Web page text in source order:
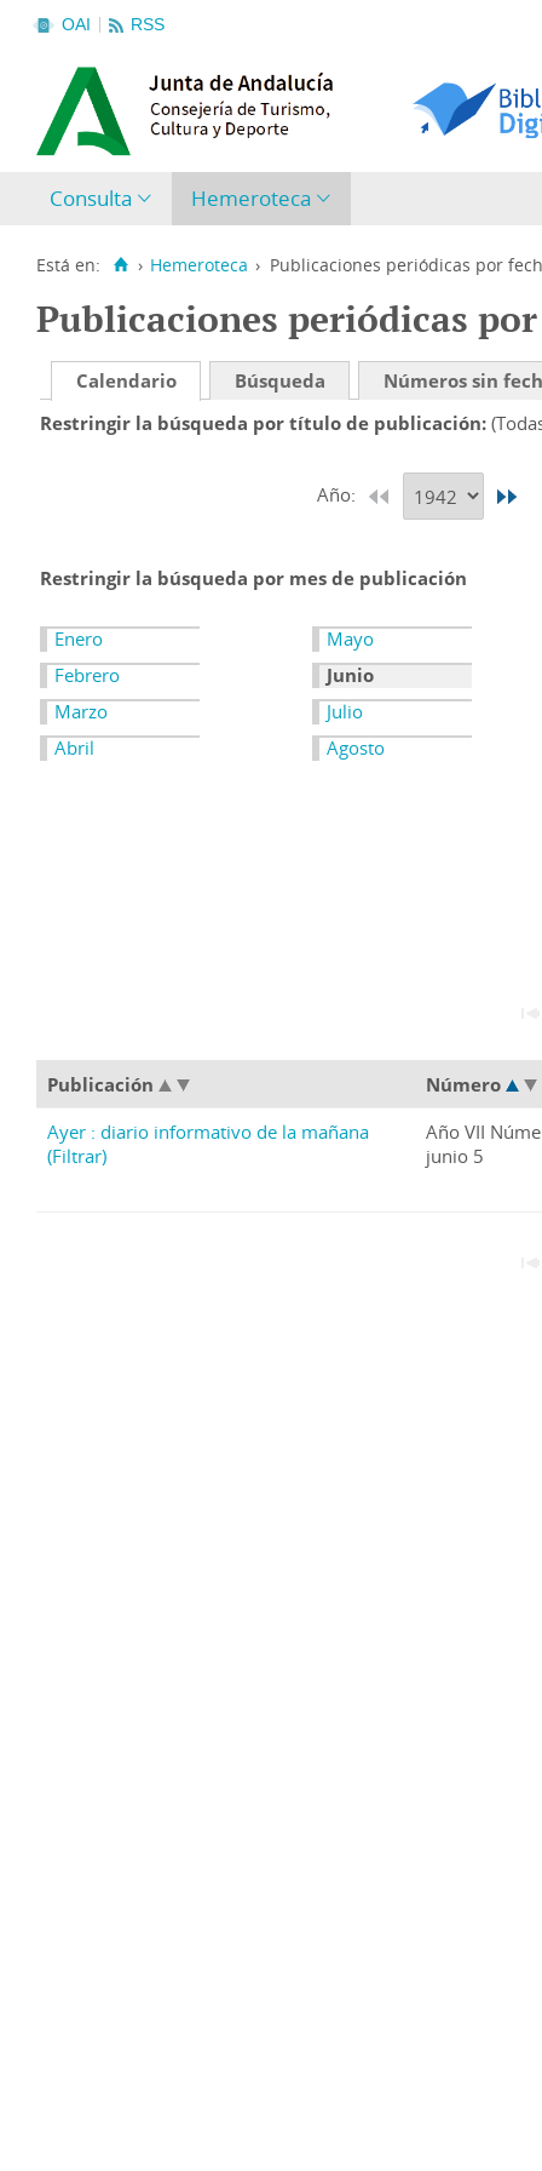
OAI RSS
Consulta Hemeroteca
Está en: › Hemeroteca › Publicaciones periódicas por
Publicaciones periódicas
Calendario Búsqueda
Números sin
Restringir la búsqueda por título de publicación
Año:
Restringir la búsqueda por mes de publicación
Enero
Febrero
Marzo
Abril
Mayo
Junio
Julio
Agosto
Publicación
Número
Ayer : diario informativo de la mañana
(Filtrar)
Año VII
junio 5